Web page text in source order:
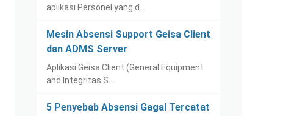
aplikasi Personel yang d…
Mesin Absensi Support Geisa Client
dan ADMS Server
Aplikasi Geisa Client (General Equipment
and Integritas S…
5 Penyebab Absensi Gagal Tercatat